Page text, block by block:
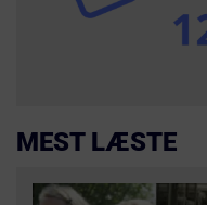
MEST LÆSTE